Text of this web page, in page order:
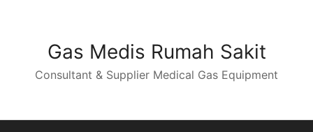
Gas Medis Rumah Sakit
Consultant & Supplier Medical Gas Equipment